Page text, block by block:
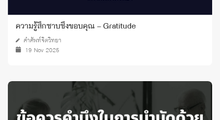
ความรู้สึกซาบซึ้งขอบคุณ – Gratitude
คำศัพท์จิตวิทยา
19 Nov 2025